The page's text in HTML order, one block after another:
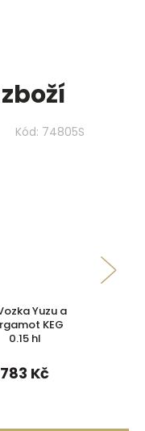
Yuzu a
KEG
0.15 hl
ČR
783 Kč
Kód: 74805S